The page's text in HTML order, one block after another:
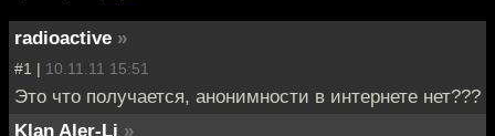
radioactive »
#1 | 10.11.11 15:51
Это что получается, анонимности в интернете нет???
Klan Aler-Li »